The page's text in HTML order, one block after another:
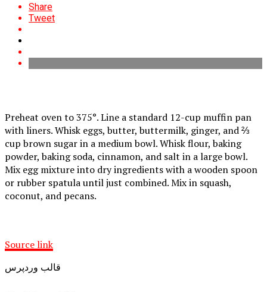
Share
Tweet
Preheat oven to 375°. Line a standard 12-cup muffin pan
with liners. Whisk eggs, butter, buttermilk, ginger, and ⅔
cup brown sugar in a medium bowl. Whisk flour, baking
powder, baking soda, cinnamon, and salt in a large bowl.
Mix egg mixture into dry ingredients with a wooden spoon
or rubber spatula until just combined. Mix in squash,
coconut, and pecans.
Source link
قالب وردپرس